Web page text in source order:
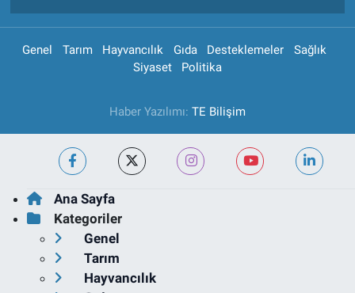
Genel Tarım Hayvancılık Gıda Desteklemeler
Sağlık
Siyaset
Politika
Haber Yazılımı: TE Bilişim
Ana Sayfa
Kategoriler
Genel
Tarım
Hayvancılık